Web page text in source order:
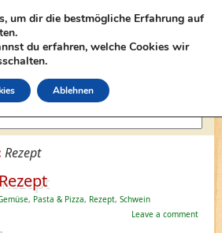
Rezept
, Pasta & Pizza, Rezept, Schwein
Leave a comment
um dir die bestmögliche Erfahrung auf
du erfahren, welche Cookies wir
Ablehnen